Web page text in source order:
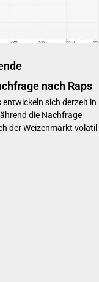
nach Raps
entwickeln sich derzeit in
die Nachfrage
der Weizenmarkt volatil